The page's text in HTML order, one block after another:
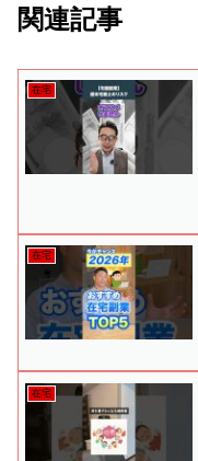
関連記事
在宅
在宅
在宅